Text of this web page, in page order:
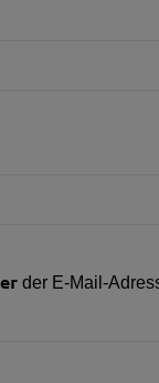
der E-Mail-